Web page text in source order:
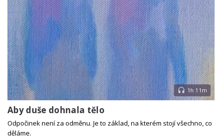
1h 11m
Aby duše dohnala tělo
Odpočinek není za odměnu. Je to základ, na kterém stojí všechno, co
děláme.